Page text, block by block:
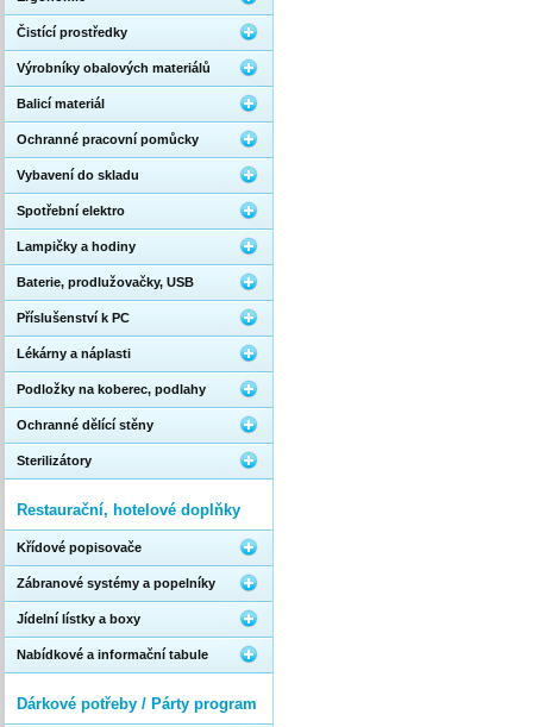
Čistící prostředky
Výrobníky obalových materiálů
Balicí materiál
Ochranné pracovní pomůcky
Vybavení do skladu
Spotřební elektro
Lampičky a hodiny
Baterie, prodlužovačky, USB
Příslušenství k PC
Lékárny a náplasti
Podložky na koberec, podlahy
Ochranné dělící stěny
Sterilizátory
Restaurační, hotelové doplňky
Křídové popisovače
Zábranové systémy a popelníky
Jídelní lístky a boxy
Nabídkové a informační tabule
Dárkové potřeby / Párty program